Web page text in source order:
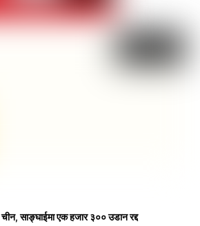
चीन, साङ्घाईमा एक हजार ३०० उडान रद्द